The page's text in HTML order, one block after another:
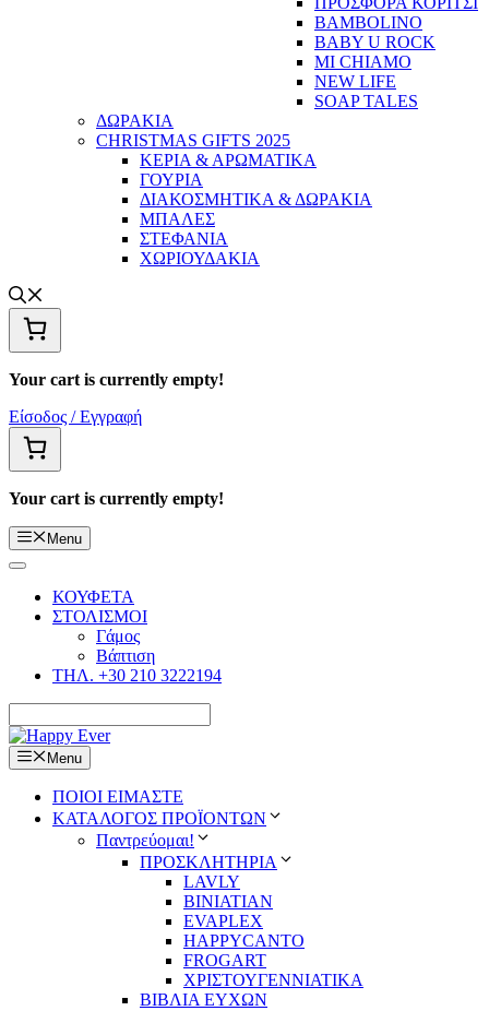
BAMBOLINO
BABY U ROCK
MI CHIAMO
NEW LIFE
SOAP TALES
ΔΩΡΑΚΙΑ
CHRISTMAS GIFTS 2025
ΚΕΡΙΑ & ΑΡΩΜΑΤΙΚΑ
ΓΟΥΡΙΑ
ΔΙΑΚΟΣΜΗΤΙΚΑ & ΔΩΡΑΚΙΑ
ΜΠΑΛΕΣ
ΣΤΕΦΑΝΙΑ
ΧΩΡΙΟΥΔΑΚΙΑ
Your cart is currently empty!
Είσοδος / Εγγραφή
Your cart is currently empty!
Menu
ΚΟΥΦΕΤΑ
ΣΤΟΛΙΣΜΟΙ
Γάμος
Βάπτιση
ΤΗΛ. +30 210 3222194
Menu
ΠΟΙΟΙ ΕΙΜΑΣΤΕ
ΚΑΤΑΛΟΓΟΣ ΠΡΟΪΟΝΤΩΝ
Παντρεύομαι!
ΠΡΟΣΚΛΗΤΗΡΙΑ
LAVLY
BINIATIAN
EVAPLEX
HAPPYCANTO
FROGART
ΧΡΙΣΤΟΥΓΕΝΝΙΑΤΙΚΑ
ΒΙΒΛΙΑ ΕΥΧΩΝ